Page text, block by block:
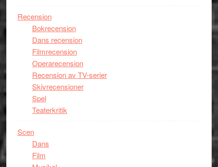
Recension
Bokrecension
Dans recension
Filmrecension
Operarecension
Recension av TV-serier
Skivrecensioner
Spel
Teaterkritik
Scen
Dans
Film